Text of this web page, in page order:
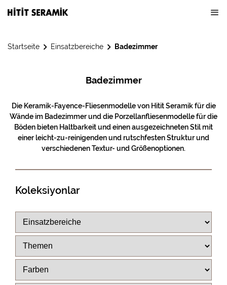
Startseite Einsatzbereiche Badezimmer
Badezimmer
Die Keramik-Fayence-Fliesenmodelle von Hitit Seramik für die
Wände im Badezimmer und die Porzellanfliesenmodelle für die
Böden bieten Haltbarkeit und einen ausgezeichneten Stil mit
einer leicht-zu-reinigenden und rutschfesten Struktur und
verschiedenen Textur- und Größenoptionen.
Koleksiyonlar